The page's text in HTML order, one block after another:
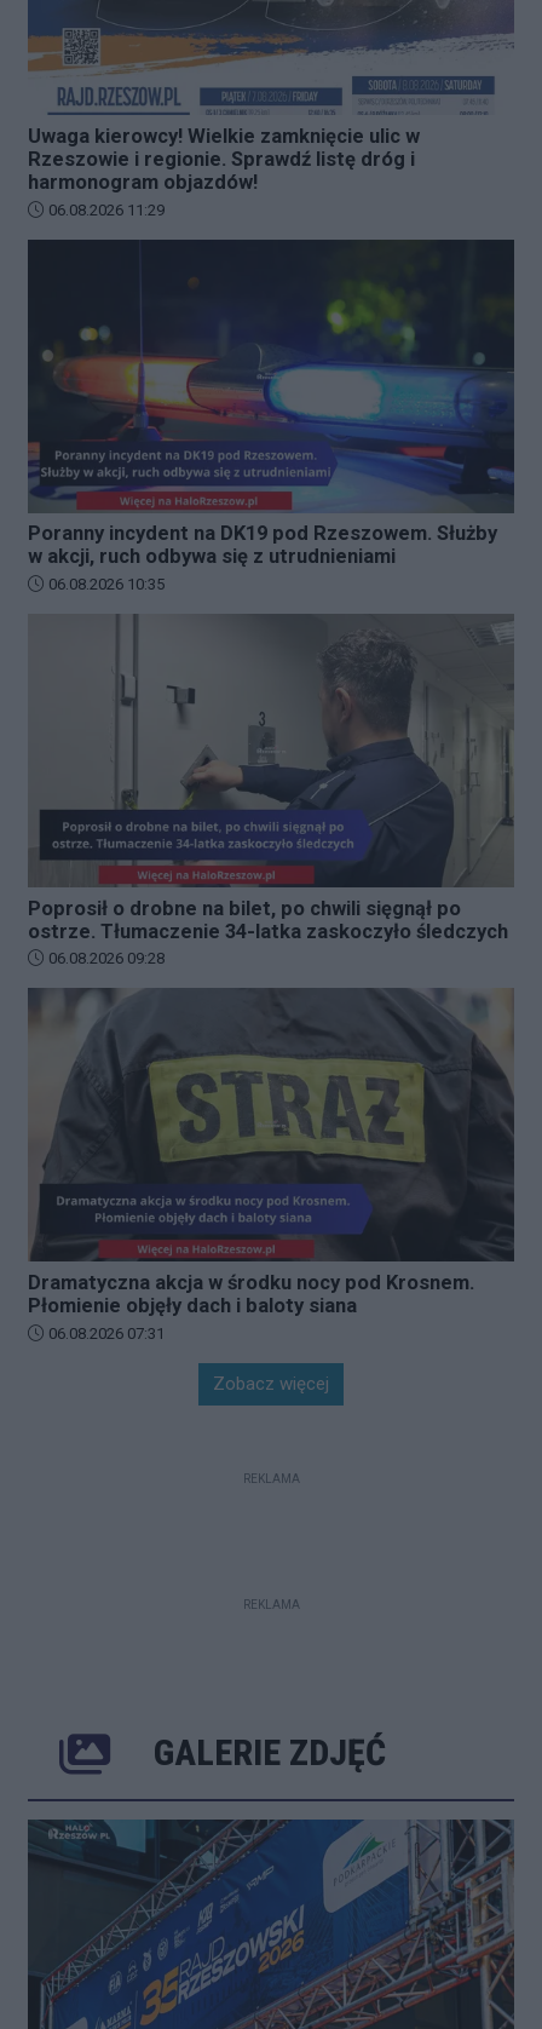
Uwaga kierowcy! Wielkie zamknięcie ulic w
Rzeszowie i regionie. Sprawdź listę dróg i
harmonogram objazdów!
Data dodania artykułu:
06.08.2026 11:29
Poranny incydent na DK19 pod Rzeszowem. Służby
w akcji, ruch odbywa się z utrudnieniami
Data dodania artykułu:
06.08.2026 10:35
Poprosił o drobne na bilet, po chwili sięgnął po
ostrze. Tłumaczenie 34-latka zaskoczyło śledczych
Data dodania artykułu:
06.08.2026 09:28
Dramatyczna akcja w środku nocy pod Krosnem.
Płomienie objęły dach i baloty siana
Data dodania artykułu:
06.08.2026 07:31
Zobacz więcej
REKLAMA
REKLAMA
GALERIE ZDJĘĆ